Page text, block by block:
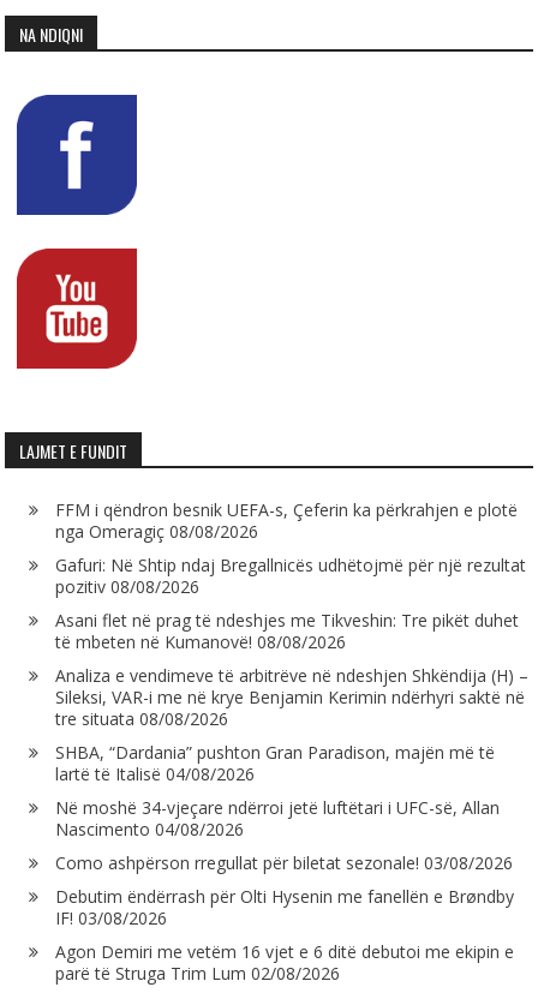
NA NDIQNI
LAJMET E FUNDIT
FFM i qëndron besnik UEFA-s, Çeferin ka përkrahjen e plotë
nga Omeragiç 08/08/2026
Gafuri: Në Shtip ndaj Bregallnicës udhëtojmë për një rezultat
pozitiv 08/08/2026
Asani flet në prag të ndeshjes me Tikveshin: Tre pikët duhet
të mbeten në Kumanovë! 08/08/2026
Analiza e vendimeve të arbitrëve në ndeshjen Shkëndija (H) –
Sileksi, VAR-i me në krye Benjamin Kerimin ndërhyri saktë në
tre situata 08/08/2026
SHBA, “Dardania” pushton Gran Paradison, majën më të
lartë të Italisë 04/08/2026
Në moshë 34-vjeçare ndërroi jetë luftëtari i UFC-së, Allan
Nascimento 04/08/2026
Como ashpërson rregullat për biletat sezonale! 03/08/2026
Debutim ëndërrash për Olti Hysenin me fanellën e Brøndby
IF! 03/08/2026
Agon Demiri me vetëm 16 vjet e 6 ditë debutoi me ekipin e
parë të Struga Trim Lum 02/08/2026